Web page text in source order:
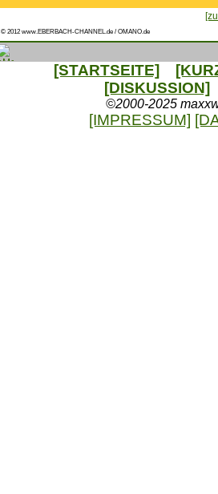
© 2012 www.EBERBACH-CHANNEL.de / OMANO.de
[STARTSEITE]
[DISKUSSION]
©2000-2025
[IMPRESSUM]